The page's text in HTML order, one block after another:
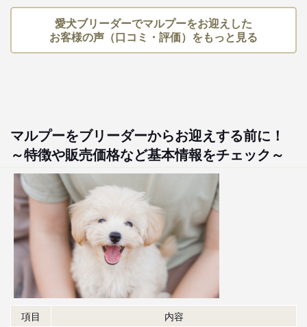
愛犬ブリーダーでマルプーをお迎えした
お客様の声（口コミ・評価）をもっと見る
マルプーをブリーダーからお迎えする前に！
～特徴や販売価格など基本情報をチェック～
項目
内容